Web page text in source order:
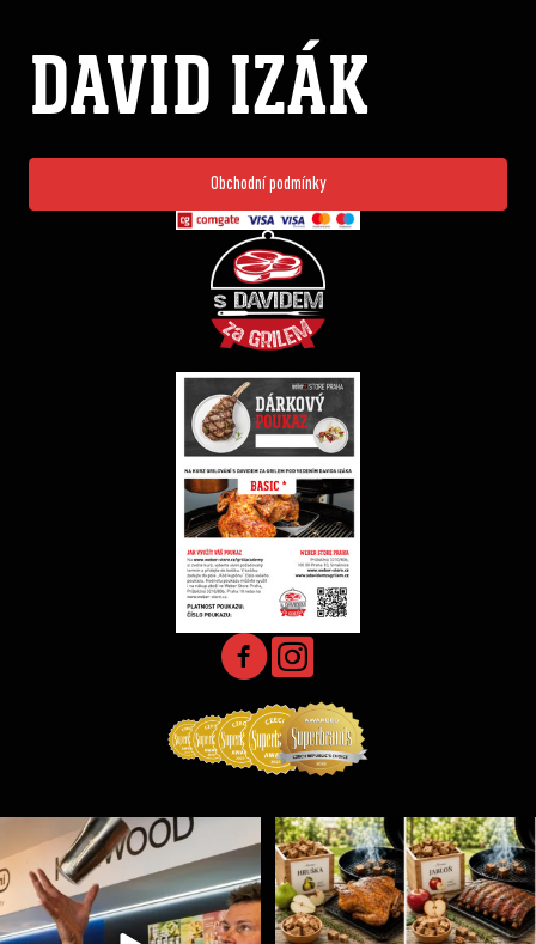
DAVID IZÁK
Obchodní podmínky
Jak může chutnat grilovačka s párováním koktejlů
0
Udící špalíky - BORN TO SMOKE - různé druhy k...
6 0